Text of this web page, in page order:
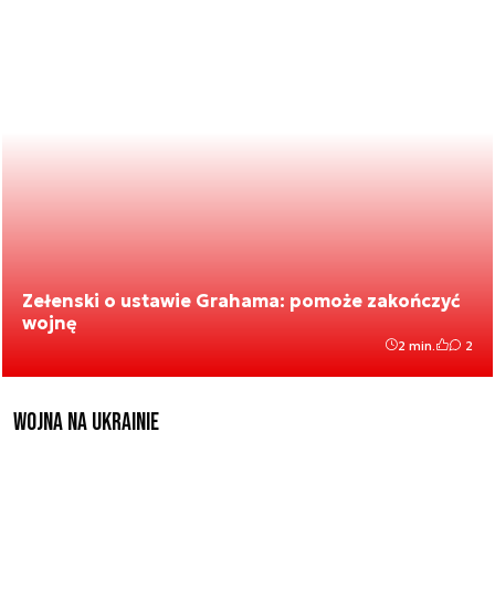
Zełenski o ustawie Grahama: pomoże zakończyć
wojnę
2 min. 2
Wojna na Ukrainie